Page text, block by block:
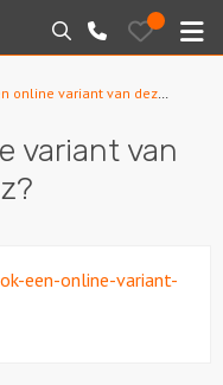
Zoeken
010-
7271205
Bewaarde
uitjes
variant van deze quiz?
variant van
een-online-variant-